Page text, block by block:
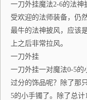
一刀外挂魔法2-6的法
受欢迎的法师装备，仍
最牛的法神披风，应该
上之后非常拉风。
一刀外挂
一刀外挂一对魔法0-5
过分的饰品呢？除了那
5的小手镯了。除了总